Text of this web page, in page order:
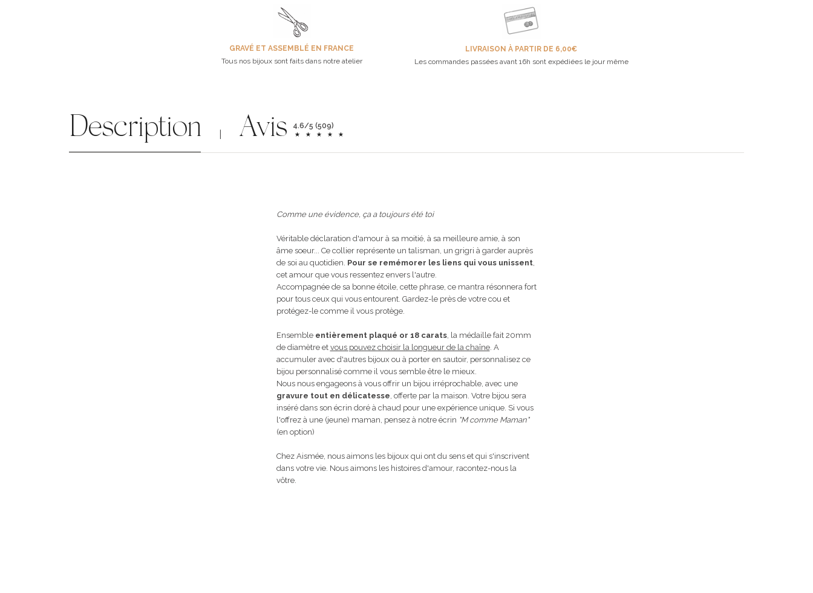
GRAVÉ ET ASSEMBLÉ EN FRANCE
Tous nos bijoux sont faits dans notre atelier
LIVRAISON À PARTIR DE 6,00€
Les commandes passées avant 16h sont expédiées le jour même
Description Avis 4.6/5 (509)
Comme une évidence, ça a toujours été toi
Véritable déclaration d'amour à sa moitié, à sa meilleure amie, à son
âme soeur... Ce collier représente un talisman, un grigri à garder auprès
de soi au quotidien. Pour se remémorer les liens qui vous unissent,
cet amour que vous ressentez envers l'autre.
Accompagnée de sa bonne étoile, cette phrase, ce mantra résonnera fort
pour tous ceux qui vous entourent. Gardez-le près de votre cou et
protégez-le comme il vous protège.
Ensemble entièrement plaqué or 18 carats, la médaille fait 20mm
de diamètre et vous pouvez choisir la longueur de la chaîne. A
accumuler avec d'autres bijoux ou à porter en sautoir, personnalisez ce
bijou personnalisé comme il vous semble être le mieux.
Nous nous engageons à vous offrir un bijou irréprochable, avec une
gravure tout en délicatesse , offerte par la maison. Votre bijou sera
inséré dans son écrin doré à chaud pour une expérience unique. Si vous
l'offrez à une (jeune) maman, pensez à notre écrin "M comme Maman"
(en option)
Chez Aismée, nous aimons les bijoux qui ont du sens et qui s'inscrivent
dans votre vie. Nous aimons les histoires d'amour, racontez-nous la
vôtre.